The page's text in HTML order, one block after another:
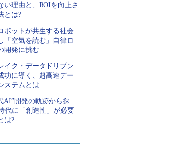
い理由と、ROIを向上さ
とは?
ボットが共生する社会
「空気を読む」自律ロ
開発に挑む
イク・データドリブン
功に導く、超高速デー
ステムとは
AI”開発の軌跡から探
代に「創造性」が必要
は?